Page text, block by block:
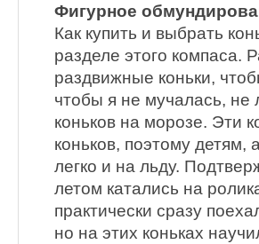
Фигурное
Как купить и выбрать
разделе этого
раздвижные коньки,
чтобы я не мучалась, не
коньков на морозе. Эти
коньков, поэтому детям,
легко и на льду.
летом катались на
практически сразу
но на этих коньках